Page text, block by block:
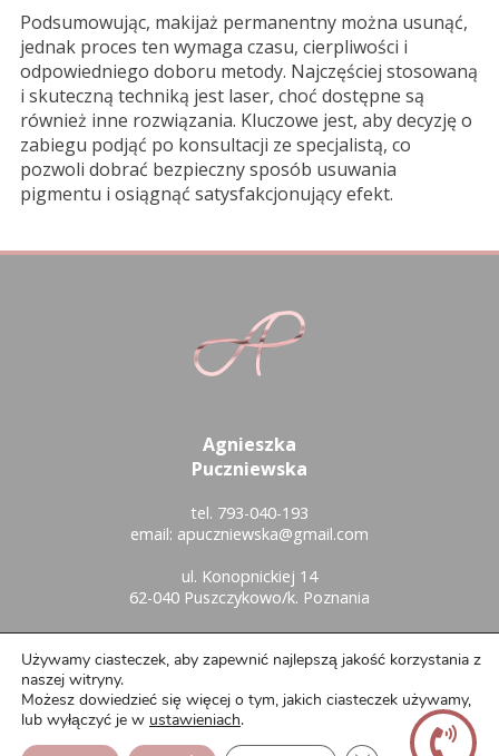
Podsumowując, makijaż permanentny można usunąć,
jednak proces ten wymaga czasu, cierpliwości i
odpowiedniego doboru metody. Najczęściej stosowaną
i skuteczną techniką jest laser, choć dostępne są
również inne rozwiązania. Kluczowe jest, aby decyzję o
zabiegu podjąć po konsultacji ze specjalistą, co
pozwoli dobrać bezpieczny sposób usuwania
pigmentu i osiągnąć satysfakcjonujący efekt.
Agnieszka
Puczniewska
tel. 793-040-193
email: apuczniewska@gmail.com
ul. Konopnickiej 14
62-040 Puszczykowo/k. Poznania
Używamy ciasteczek, aby zapewnić najlepszą jakość korzystania z
naszej witryny.
Możesz dowiedzieć się więcej o tym, jakich ciasteczek używamy,
lub wyłączyć je w ustawieniach.